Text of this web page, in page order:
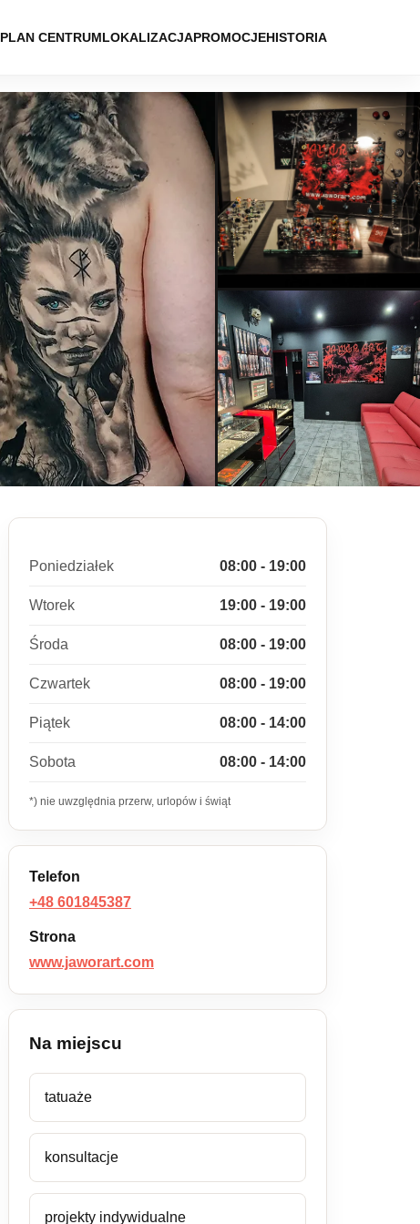
PLAN CENTRUMLOKALIZACJAPROMOCJEHISTORIA
Poniedziałek 08:00 - 19:00
Wtorek 19:00 - 19:00
Środa 08:00 - 19:00
Czwartek 08:00 - 19:00
Piątek 08:00 - 14:00
Sobota 08:00 - 14:00
*) nie uwzględnia przerw, urlopów i świąt
Telefon
+48 601845387
Strona
www.jaworart.com
Na miejscu
tatuaże
konsultacje
projekty indywidualne